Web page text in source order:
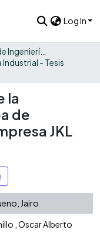
Log In
Facultad Barberi de Ingeniería, Diseño y Ciencias Aplicadas
Industrial - Tesis
la
de
JKL
Jairo
, Oscar Alberto